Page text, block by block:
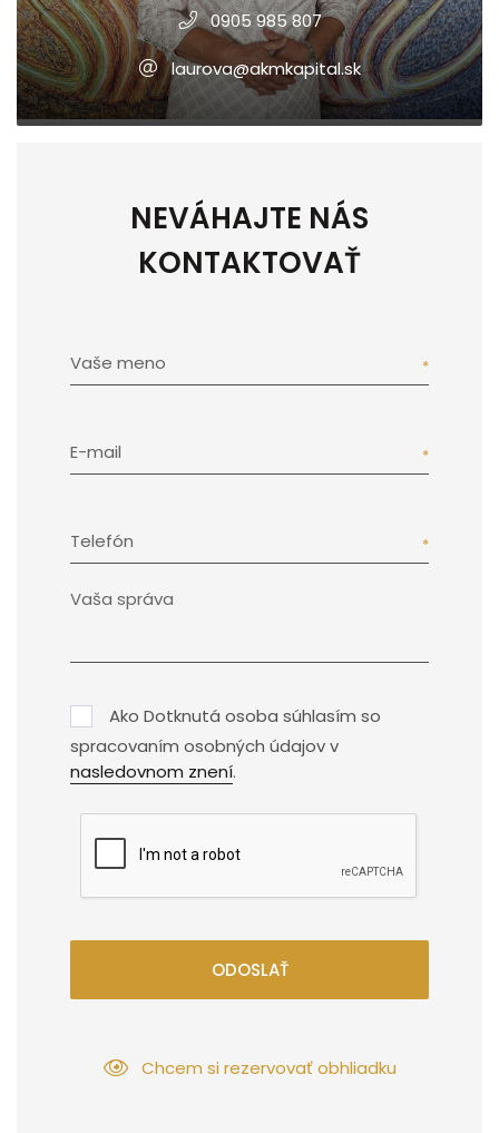
0905 985 807
laurova@akmkapital.sk
NEVÁHAJTE NÁS
KONTAKTOVAŤ
Vaše meno
E-mail
Telefón
Ako Dotknutá osoba súhlasím so
spracovaním osobných údajov v
nasledovnom znení.
ODOSLAŤ
Chcem si rezervovať obhliadku